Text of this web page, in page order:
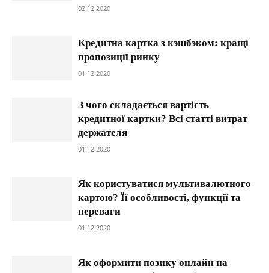
02.12.2020
Кредитна картка з кэшбэком: кращі
пропозиції ринку
01.12.2020
З чого складається вартість
кредитної картки? Всі статті витрат
держателя
01.12.2020
Як користуватися мультивалютного
картою? Її особливості, функції та
переваги
01.12.2020
Як оформити позику онлайн на